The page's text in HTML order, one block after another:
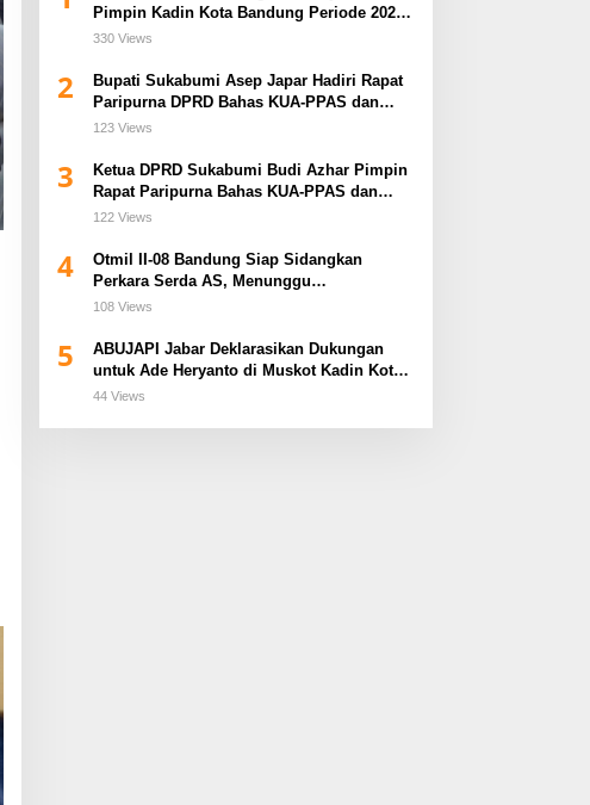
Pimpin Kadin Kota Bandung Periode 2026–
2031
330 Views
2
Bupati Sukabumi Asep Japar Hadiri Rapat
Paripurna DPRD Bahas KUA-PPAS dan
Raperda Disabilitas
123 Views
3
Ketua DPRD Sukabumi Budi Azhar Pimpin
Rapat Paripurna Bahas KUA-PPAS dan
Raperda Tirta Jaya
122 Views
4
Otmil II-08 Bandung Siap Sidangkan
Perkara Serda AS, Menunggu
Rekomendasi Korem Sunan Gunung Jati
108 Views
5
ABUJAPI Jabar Deklarasikan Dukungan
untuk Ade Heryanto di Muskot Kadin Kota
Bandung
44 Views